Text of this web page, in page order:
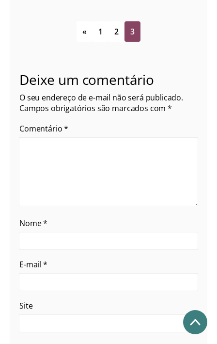
« 1 2 3
Deixe um comentário
O seu endereço de e-mail não será publicado.
Campos obrigatórios são marcados com*
Comentário*
Nome*
E-mail *
Site